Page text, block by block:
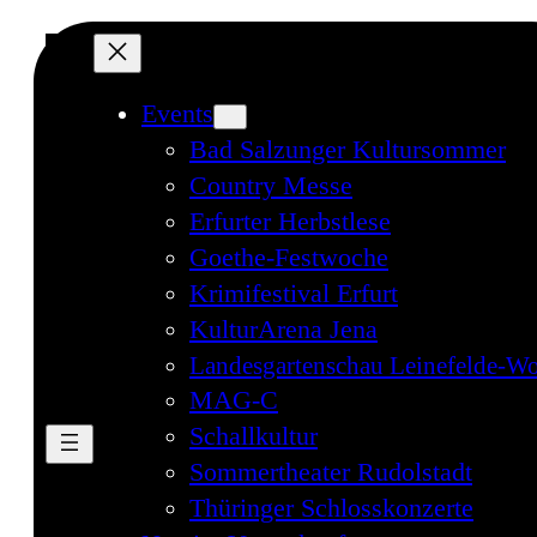
Events
Bad Salzunger Kultursommer
Country Messe
Erfurter Herbstlese
Goethe-Festwoche
Krimifestival Erfurt
KulturArena Jena
Landesgartenschau Leinefelde-
MAG-C
Schallkultur
Sommertheater Rudolstadt
Thüringer Schlosskonzerte